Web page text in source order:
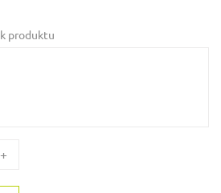
produktu
+